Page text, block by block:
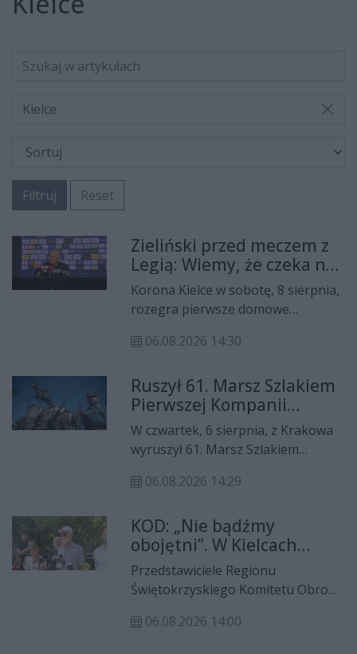
Kielce
Filtruj Reset
Zieliński przed meczem z
Legią: Wiemy, że czeka nas
spotkanie wysokiej rangi
Korona Kielce w sobotę, 8 sierpnia,
rozegra pierwsze domowe
BP Ekstraklasy. Na Exbud Arenie
pierwszy gwizdek zaplanowano na
godzinę 20:15. Przed spotkaniem
trener Jacek Zieliński mówił o
sytuacji kadrowej, możliwym
odejściu Tamara Svetlina, zmianach
w składzie oraz planie na starcie z
06.08.2026 14:30
Ruszył 61. Marsz Szlakiem
Pierwszej Kompanii
Kadrowej
W czwartek, 6 sierpnia, z Krakowa
wyruszył 61. Marsz Szlakiem
Uczestnicy tradycyjnej „Kadrówki” w
120 kilometrów, podążając
historycznym szlakiem strzelców
Józefa Piłsudskiego z Krakowa do
Kielc.
06.08.2026 14:29
KOD: „Nie bądźmy
obojętni”. W Kielcach
zaprezentowano
ogólnopolską akcję
przeciwko nienawiści
Przedstawiciele Regionu
Świętokrzyskiego Komitetu Obrony
konferencji prasowej w Kielcach
06.08.2026 14:00